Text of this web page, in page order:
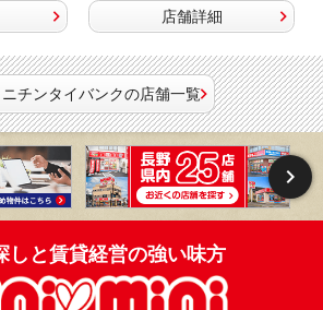
店舗詳細
ニチンタイバンクの店舗一覧
しと賃貸経営の強い味方